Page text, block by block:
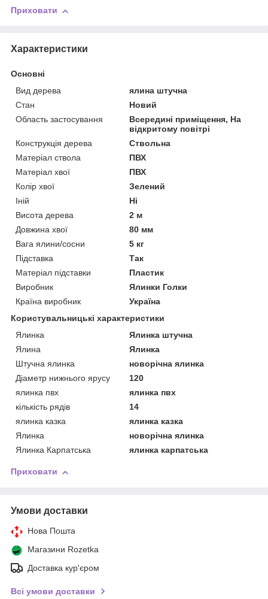
Приховати
Характеристики
Основні
Вид дерева
ялина штучна
Стан
Новий
Область застосування
Всередині приміщення, На
відкритому повітрі
Конструкція дерева
Ствольна
Матеріал ствола
ПВХ
Матеріал хвої
ПВХ
Колір хвої
Зелений
Іній
Ні
Висота дерева
2 м
Довжина хвої
80 мм
Вага ялини/сосни
5 кг
Підставка
Так
Матеріал підставки
Пластик
Виробник
Ялинки Голки
Країна виробник
Україна
Користувальницькі характеристики
Ялинка
Ялинка штучна
Ялина
Ялинка
Штучна ялинка
новорічна ялинка
Діаметр нижнього ярусу
120
ялинка пвх
ялинка пвх
кількість рядів
14
ялинка казка
ялинка казка
Ялинка
новорічна ялинка
Ялинка Карпатська
ялинка карпатська
Приховати
Умови доставки
Нова Пошта
Магазини Rozetka
Доставка кур'єром
Всі умови доставки